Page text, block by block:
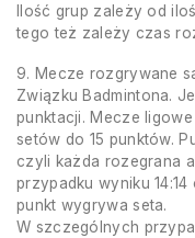
Ilość grup zależy od
tego też zależy czas
9. Mecze rozgrywane
Związku Badmintona.
punktacji. Mecze
setów do 15 punktów.
czyli każda rozegrana
przypadku wyniku
punkt wygrywa seta.
W szczególnych